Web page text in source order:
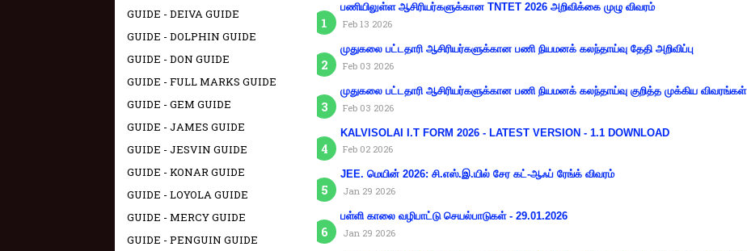
பணியிலுள்ள ஆசிரியர்களுக்கான TNTET 2026 அறிவிக்கை முழு விவரம்
Feb 13 2026
முதுகலை பட்டதாரி ஆசிரியர்களுக்கான பணி நியமனக் கலந்தாய்வு தேதி அறிவிப்பு
Feb 03 2026
முதுகலை பட்டதாரி ஆசிரியர்களுக்கான பணி நியமனக் கலந்தாய்வு குறித்த முக்கிய விவரங்கள்
Feb 03 2026
KALVISOLAI I.T FORM 2026 - LATEST VERSION - 1.1 DOWNLOAD
Feb 02 2026
JEE. மெயின் 2026: சி.எஸ்.இ.யில் சேர கட்-ஆஃப் ரேங்க் விவரம்
Jan 29 2026
பள்ளி காலை வழிபாட்டு செயல்பாடுகள் - 29.01.2026
Jan 29 2026
GUIDE - DEIVA GUIDE
GUIDE - DOLPHIN GUIDE
GUIDE - DON GUIDE
GUIDE - FULL MARKS GUIDE
GUIDE - GEM GUIDE
GUIDE - JAMES GUIDE
GUIDE - JESVIN GUIDE
GUIDE - KONAR GUIDE
GUIDE - LOYOLA GUIDE
GUIDE - MERCY GUIDE
GUIDE - PENGUIN GUIDE